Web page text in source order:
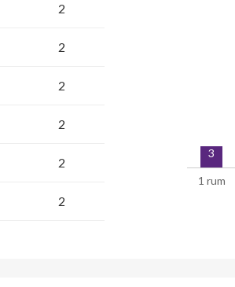
2
2
2
2
2
2
1 rum
3